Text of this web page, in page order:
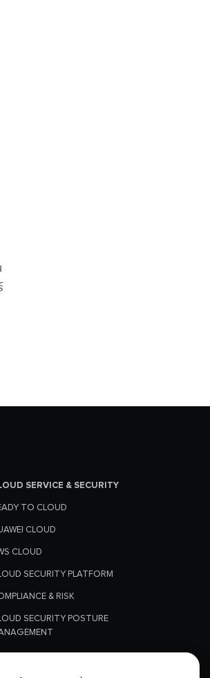
SERVICE & SECURITY
TO CLOUD
CLOUD
CLOUD
SECURITY PLATFORM
& RISK
SECURITY POSTURE